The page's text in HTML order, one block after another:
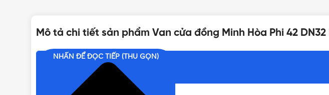
Mô tả chi tiết sản phẩm Van cửa đồng Minh Hòa Phi 42
Nội dung chính
NHẤN ĐỂ ĐỌC TIẾP (THU GỌN)